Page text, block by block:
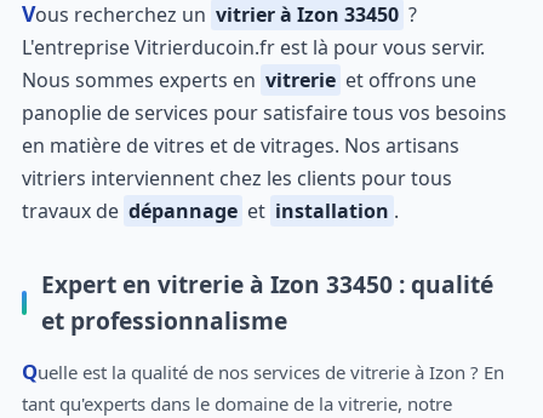
Vous recherchez un vitrier à Izon 33450 ?
L'entreprise Vitrierducoin.fr est là pour vous servir.
Nous sommes experts en vitrerie et offrons une
panoplie de services pour satisfaire tous vos besoins
en matière de vitres et de vitrages. Nos artisans
vitriers interviennent chez les clients pour tous
travaux de dépannage et installation .
Expert en vitrerie à Izon 33450 : qualité
et professionnalisme
Quelle est la qualité de nos services de vitrerie à Izon ? En
tant qu'experts dans le domaine de la vitrerie, notre